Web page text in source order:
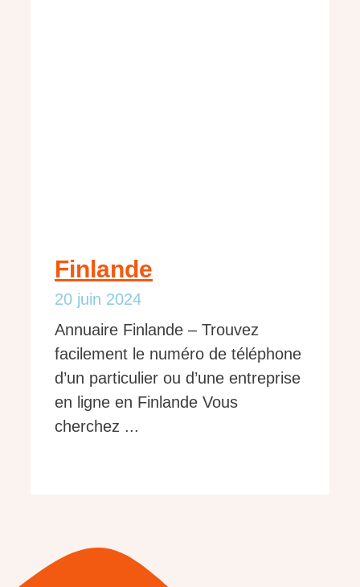
Finlande
20 juin 2024
Annuaire Finlande – Trouvez
facilement le numéro de téléphone
d’un particulier ou d’une entreprise
en ligne en Finlande Vous
cherchez ...